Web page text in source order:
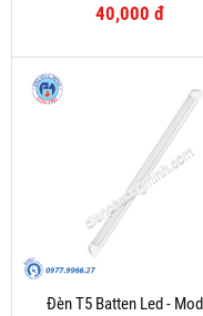
40,000 đ
Đèn T5 Batten Led -